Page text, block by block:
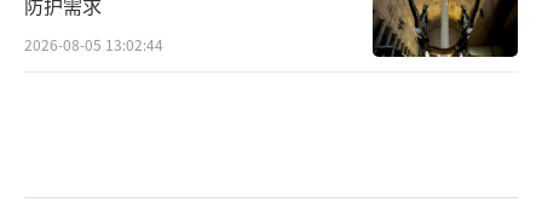
2026-08-05 13:02:44